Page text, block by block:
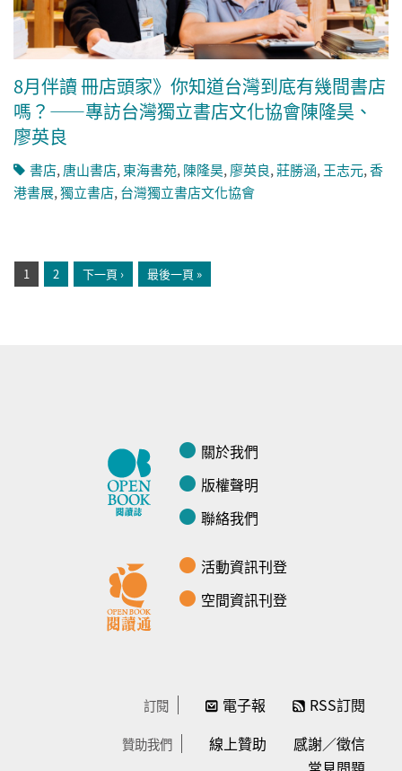
8月伴讀 冊店頭家》你知道台灣到底有幾間書店
嗎？——專訪台灣獨立書店文化協會陳隆昊、
廖英良
書店, 唐山書店, 東海書苑, 陳隆昊, 廖英良,莊勝涵, 王志元,香
港書展,獨立書店, 台灣獨立書店文化協會
1 2 下一頁 › 最後一頁 »
關於我們
版權聲明
聯絡我們
活動資訊刊登
空間資訊刊登
訂閱 電子報 RSS訂閱
贊助我們 線上贊助
感謝／徵信